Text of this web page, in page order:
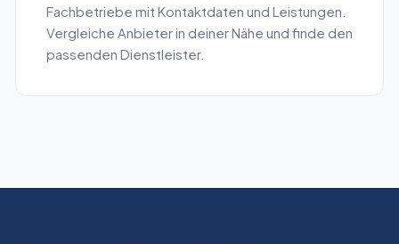
Fachbetriebe mit Kontaktdaten und Leistungen.
Vergleiche Anbieter in deiner Nähe und finde den
passenden Dienstleister.